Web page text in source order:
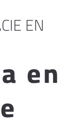
EN
en